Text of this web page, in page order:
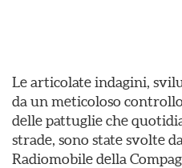
Le articolate indagini,
da un meticoloso
delle pattuglie che
strade, sono state svolte
Radiomobile della